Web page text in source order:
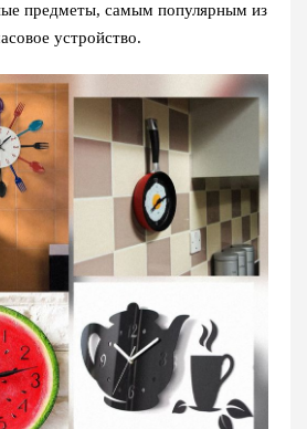
предметы, самым популярным из
устройство.